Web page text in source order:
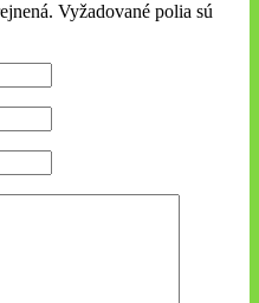
Vyžadované polia sú